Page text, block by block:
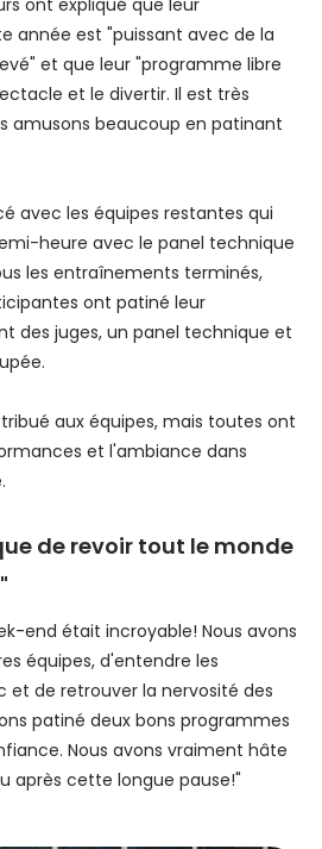
ont expliqué que leur
année est "puissant avec de la
et que leur "programme libre
et le divertir. Il est très
amusons beaucoup en patinant
avec les équipes restantes qui
heure avec le panel technique
les entraînements terminés,
ont patiné leur
des juges, un panel technique et
aux équipes, mais toutes ont
et l'ambiance dans
de revoir tout le monde
end était incroyable! Nous avons
équipes, d'entendre les
et de retrouver la nervosité des
patiné deux bons programmes
Nous avons vraiment hâte
après cette longue pause!"